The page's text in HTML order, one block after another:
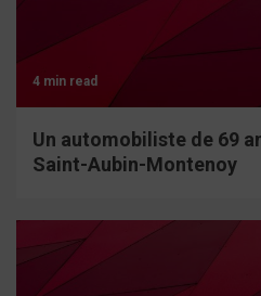
4 min read
Un automobiliste de 69
Saint-Aubin-Montenoy